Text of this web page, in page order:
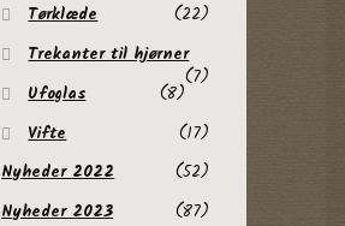
Tørklæde
(22)
Trekanter til hjørner
(7)
Ufoglas
(8)
Vifte
(17)
Nyheder 2022
(52)
Nyheder 2023
(87)